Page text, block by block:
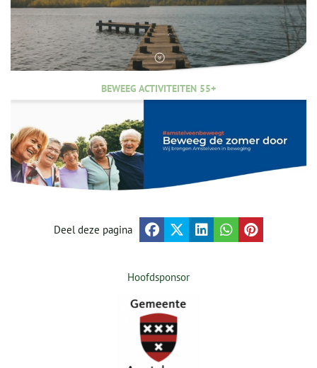
BEWEEG ACTIVITEITEN 55+
Deel deze pagina
Hoofdsponsor